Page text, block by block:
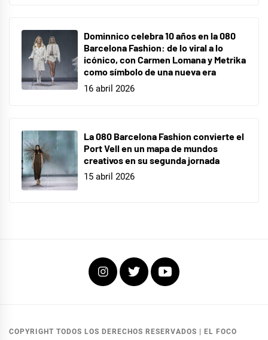
Dominnico celebra 10 años en la 080
Barcelona Fashion: de lo viral a lo
icónico, con Carmen Lomana y Metrika
como símbolo de una nueva era
16 abril 2026
La 080 Barcelona Fashion convierte el
Port Vell en un mapa de mundos
creativos en su segunda jornada
15 abril 2026
InstagramTwitterYoutube
COPYRIGHT TODOS LOS DERECHOS RESERVADOS EL FOCO